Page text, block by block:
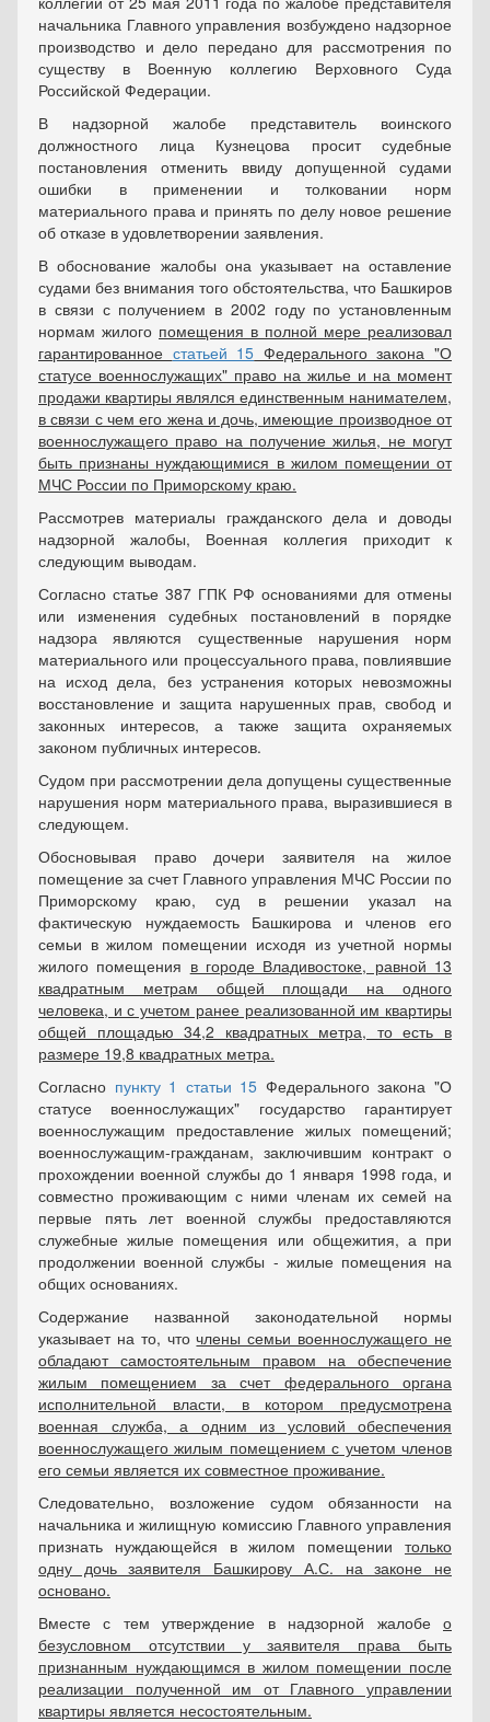
начальника Главного управления возбуждено надзорное
производство и дело передано для рассмотрения по
существу в Военную коллегию Верховного Суда
Российской Федерации.
В надзорной жалобе представитель воинского
должностного лица Кузнецова просит судебные
постановления отменить ввиду допущенной судами
ошибки в применении и толковании норм
материального права и принять по делу новое решение
об отказе в удовлетворении заявления.
В обоснование жалобы она указывает на оставление
судами без внимания того обстоятельства, что Башкиров
в связи с получением в 2002 году по установленным
нормам жилого помещения в полной мере реализовал
гарантированное статьей 15 Федерального закона "О
статусе военнослужащих" право на жилье и на момент
продажи квартиры являлся единственным нанимателем,
в связи с чем его жена и дочь, имеющие производное от
военнослужащего право на получение жилья, не могут
быть признаны нуждающимися в жилом помещении от
МЧС России по Приморскому краю.
Рассмотрев материалы гражданского дела и доводы
надзорной жалобы, Военная коллегия приходит к
следующим выводам.
Согласно статье 387 ГПК РФ основаниями для отмены
или изменения судебных постановлений в порядке
надзора являются существенные нарушения норм
материального или процессуального права, повлиявшие
на исход дела, без устранения которых невозможны
восстановление и защита нарушенных прав, свобод и
законных интересов, а также защита охраняемых
законом публичных интересов.
Судом при рассмотрении дела допущены существенные
нарушения норм материального права, выразившиеся в
следующем.
Обосновывая право дочери заявителя на жилое
помещение за счет Главного управления МЧС России по
Приморскому краю, суд в решении указал на
фактическую нуждаемость Башкирова и членов его
семьи в жилом помещении исходя из учетной нормы
жилого помещения в городе Владивостоке, равной 13
квадратным метрам общей площади на одного
человека, и с учетом ранее реализованной им квартиры
общей площадью 34,2 квадратных метра, то есть в
размере 19,8 квадратных метра.
Согласно пункту 1 статьи 15 Федерального закона "О
статусе военнослужащих" государство гарантирует
военнослужащим предоставление жилых помещений;
военнослужащим-гражданам, заключившим контракт о
прохождении военной службы до 1 января 1998 года, и
совместно проживающим с ними членам их семей на
первые пять лет военной службы предоставляются
служебные жилые помещения или общежития, а при
продолжении военной службы - жилые помещения на
общих основаниях.
Содержание названной законодательной нормы
указывает на то, чточлены семьи военнослужащего не
обладают самостоятельным правом на обеспечение
жилым помещением за счет федерального органа
исполнительной власти, в котором предусмотрена
военная служба, а одним из условий обеспечения
военнослужащего жилым помещением с учетом членов
его семьи является их совместное проживание.
Следовательно, возложение судом обязанности на
начальника и жилищную комиссию Главного управления
признать нуждающейся в жилом помещении только
одну дочь заявителя Башкирову А.С. на законе не
основано.
Вместе с тем утверждение в надзорной жалобе о
безусловном отсутствии у заявителя права быть
признанным нуждающимся в жилом помещении после
реализации полученной им от Главного управлении
квартиры является несостоятельным.